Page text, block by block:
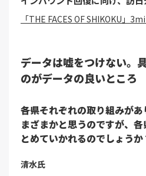
「THE FACES OF SHIKOKU」
データは嘘をつけない。
のがデータの良いところ
――各県それぞれの取り組みが
まざまかと思うのですが、
とめていかれるのでしょうか
清水氏